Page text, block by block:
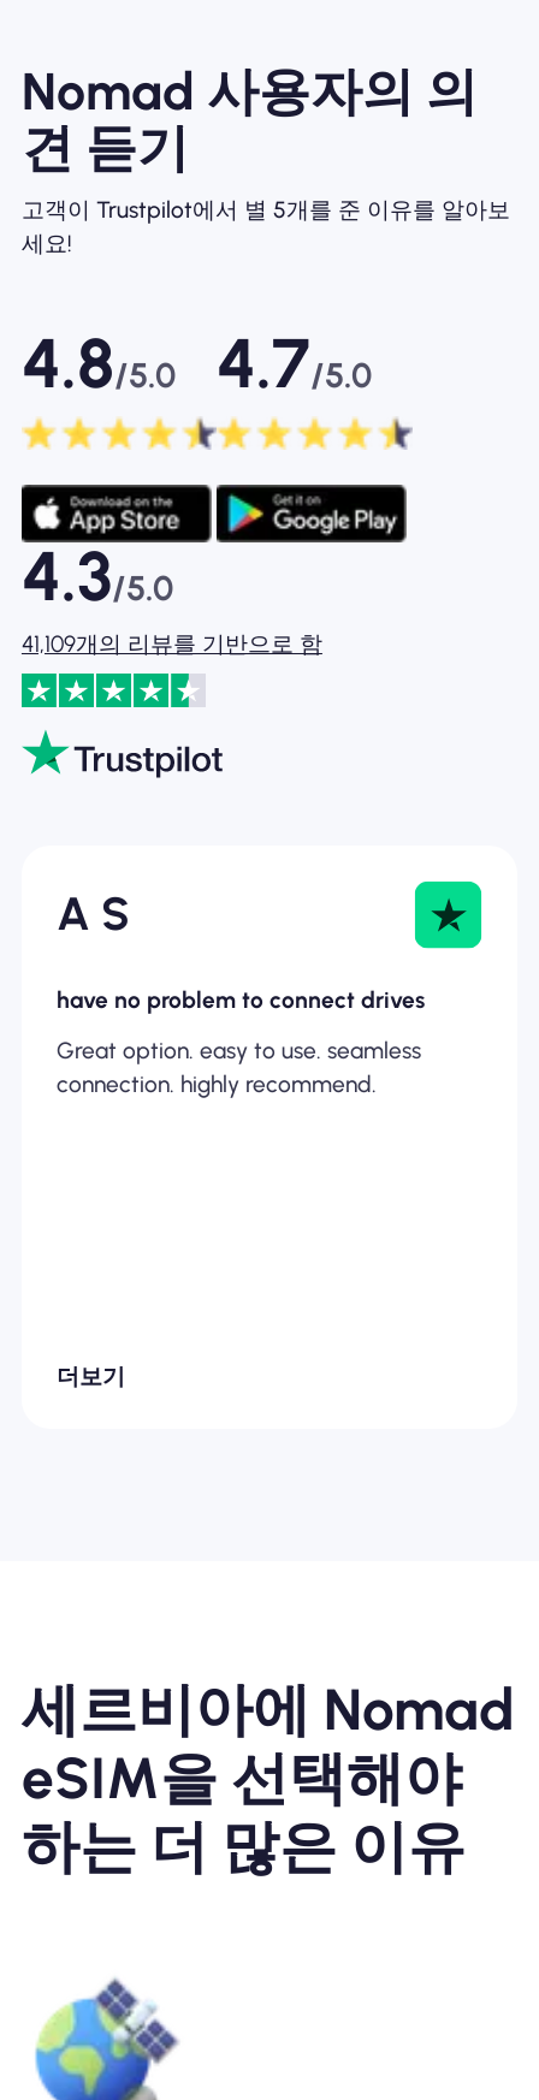
Nomad 사용자의 의
견 듣기
고객이 Trustpilot에서 별 5개를 준 이유를 알아보
세요!
4.8/5.0 4.7/5.0
4.3/5.0
41,109개의 리뷰를 기반으로 함
A S
have no problem to connect drives
Great option. easy to use. seamless
connection. highly recommend.
더보기
세르비아에 Nomad
eSIM을 선택해야
하는 더 많은 이유